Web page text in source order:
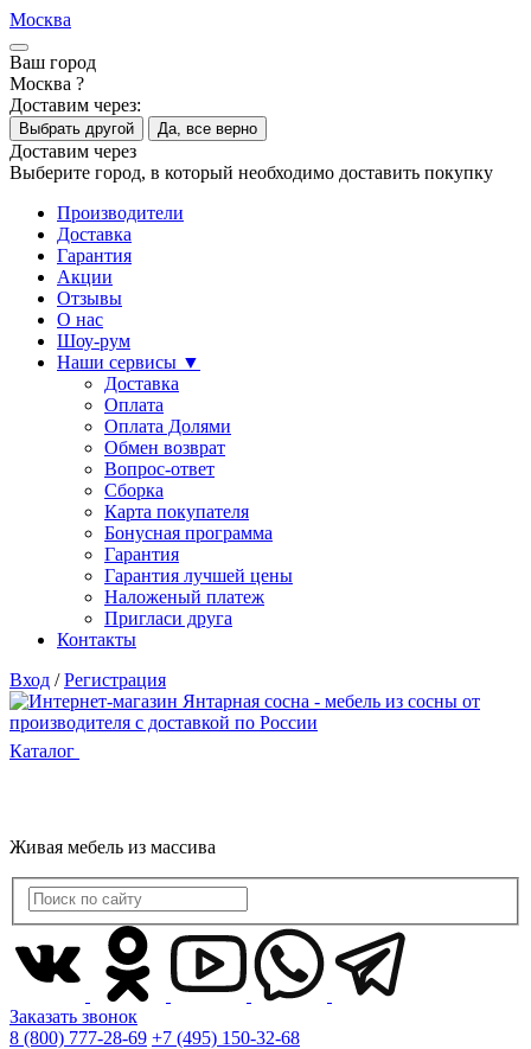
Москва
Ваш город
Москва ?
Доставим через:
Выбрать другой Да, все верно
Доставим через
Выберите город, в который необходимо доставить покупку
Производители
Доставка
Гарантия
Акции
Отзывы
О нас
Шоу-рум
Наши сервисы ▼
Доставка
Оплата
Оплата Долями
Обмен возврат
Вопрос-ответ
Сборка
Карта покупателя
Бонусная программа
Гарантия
Гарантия лучшей цены
Наложеный платеж
Пригласи друга
Контакты
Вход / Регистрация
Каталог
Живая мебель из массива
Заказать звонок
8 (800) 777-28-69 +7 (495) 150-32-68